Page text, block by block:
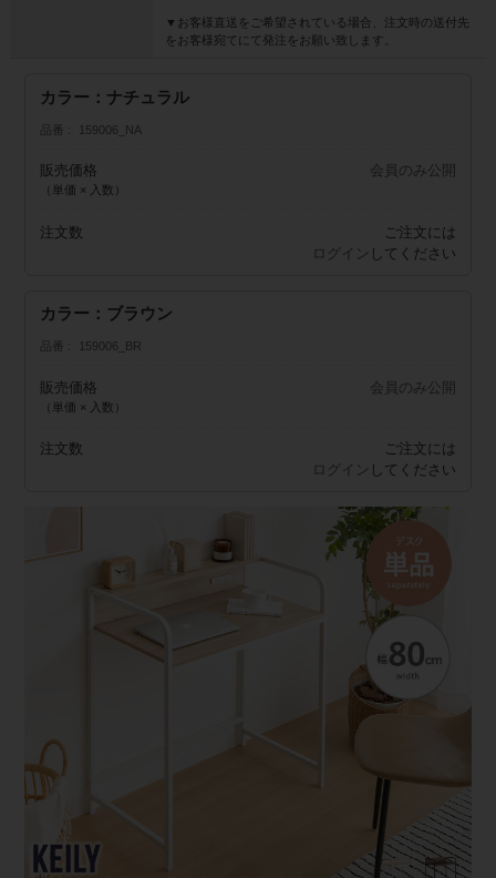
▼お客様直送をご希望されている場合、注文時の送付先
をお客様宛てにて発注をお願い致します。
カラー：ナチュラル
品番 159006_NA
販売価格
（単価 × 入数）
会員のみ公開
注文数
ご注文には
ログイン してください
カラー：ブラウン
品番 159006_BR
販売価格
（単価 × 入数）
会員のみ公開
注文数
ご注文には
ログイン してください